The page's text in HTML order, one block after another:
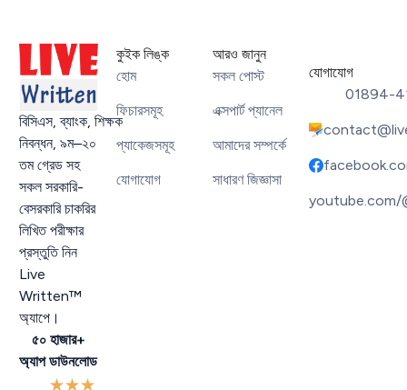
বিসিএস,ব্যাংক,শিক্ষক
নিবন্ধন,৯ম–২০
তম গ্রেড সহ
সকল সরকারি-
বেসরকারি চাকরির
লিখিত পরীক্ষার
প্রস্তুতি নিন
Live
Written™
অ্যাপে।
৫০ হাজার+
অ্যাপ ডাউনলোড
★★★
কুইক লিঙ্ক
হোম
ফিচারসমূহ
প্যাকেজসমূহ
যোগাযোগ
আরও জানুন
সকল পোস্ট
এক্সপার্ট প্যানেল
আমাদের সম্পর্কে
সাধারণ জিজ্ঞাসা
যোগাযোগ
01894-
youtube.com/